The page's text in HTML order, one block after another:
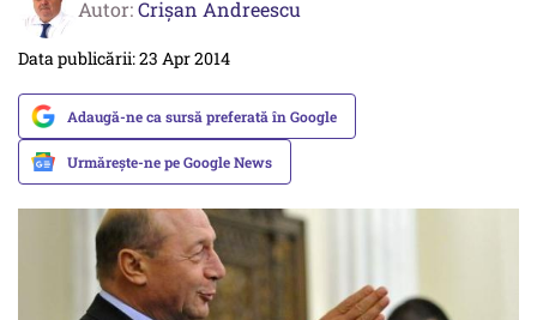
Autor:Crişan Andreescu
Data publicării: 23 Apr 2014
Adaugă-ne ca sursă preferată în Google
Urmărește-ne pe Google News